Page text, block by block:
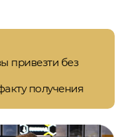
привезти без
получения